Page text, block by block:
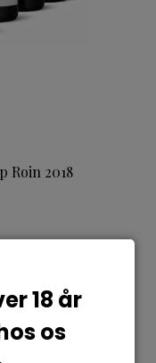
18 år
os
Roin 2018